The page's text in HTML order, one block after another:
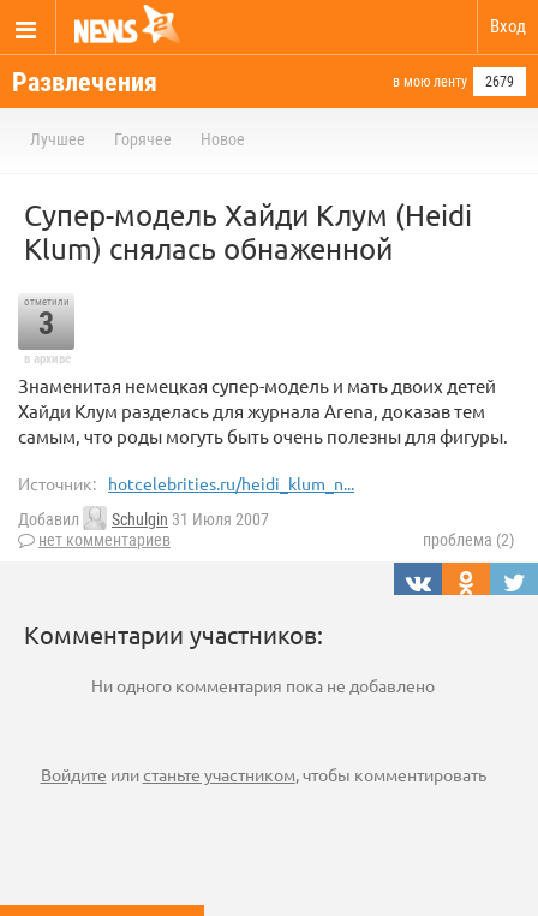
Вход
Развлечения в мою ленту 2679
Лучшее Горячее Новое
Супер-модель Хайди Клум (Heidi
Klum) снялась обнаженной
отметили
3
в архиве
Знаменитая немецкая супер-модель и мать двоих детей
Хайди Клум разделась для журнала Arena, доказав тем
самым, что роды могуть быть очень полезны для фигуры.
Источник: hotcelebrities.ru/heidi_klum_n...
Добавил Schulgin 31 Июля 2007
нет комментариев
проблема (2)
Комментарии участников:
Ни одного комментария пока не добавлено
Войдите илистаньте участником, чтобы комментировать